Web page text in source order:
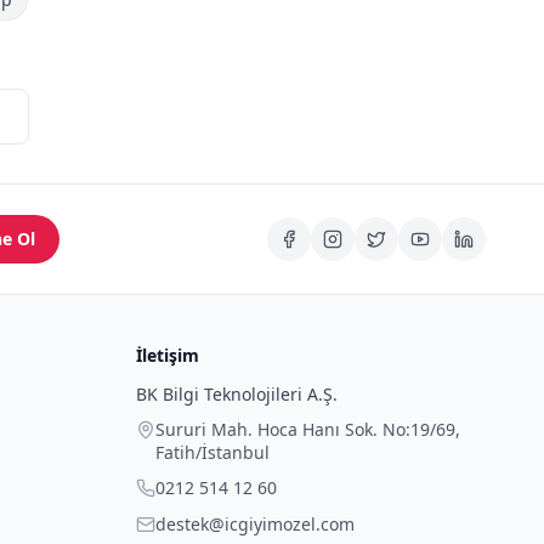
Ol
İletişim
BK Bilgi Teknolojileri A.Ş.
Sururi Mah. Hoca Hanı Sok. No:19/69,
Fatih/İstanbul
0212 514 12 60
destek@icgiyimozel.com